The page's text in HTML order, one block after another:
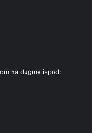
na dugme ispod: